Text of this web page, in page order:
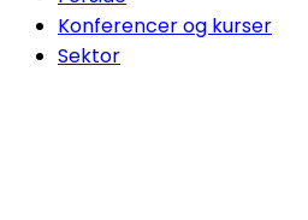
Konferencer og kurser
Sektor